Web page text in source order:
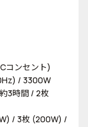
コンセント)
/ 3300W
3時間 / 2枚
/ 3枚 (200W) /